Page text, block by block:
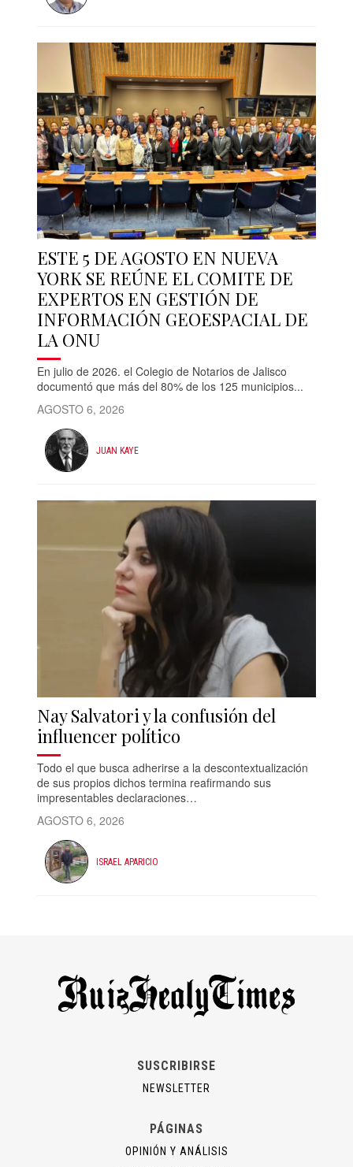
ESTE 5 DE AGOSTO EN NUEVA
YORK SE REÚNE EL COMITE DE
EXPERTOS EN GESTIÓN DE
INFORMACIÓN GEOESPACIAL DE
LA ONU
En julio de 2026. el Colegio de Notarios de Jalisco
documentó que más del 80% de los 125 municipios...
AGOSTO 6, 2026
JUAN KAYE
Nay Salvatori y la confusión del
influencer político
Todo el que busca adherirse a la descontextualización
de sus propios dichos termina reafirmando sus
impresentables declaraciones…
AGOSTO 6, 2026
ISRAEL APARICIO
SUSCRIBIRSE
NEWSLETTER
PÁGINAS
OPINIÓN Y ANÁLISIS